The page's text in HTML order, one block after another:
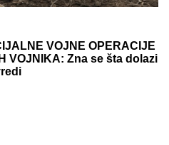
VOJNE OPERACIJE
VOJNIKA: Zna se šta dolazi